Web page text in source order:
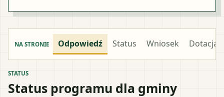
NA STRONIE Odpowiedź Status Wniosek Dotacja
STATUS
Status programu dla gminy